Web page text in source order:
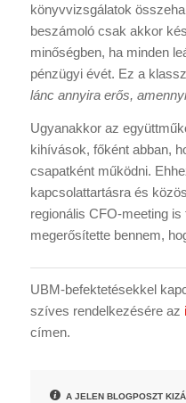
könyvvizsgálatok
beszámoló csak akkor
minőségben, ha minden
pénzügyi évét. Ez a
lánc annyira erős,
Ugyanakkor az
kihívások, főként abban,
csapatként működni.
kapcsolattartásra és
regionális CFO-meeting
megerősítette bennem,
UBM-befektetésekkel
szíves rendelkezésére az
címen.
A JELEN BLOGPOSZT